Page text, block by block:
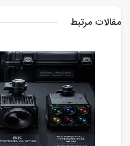
مقالات مرتبط